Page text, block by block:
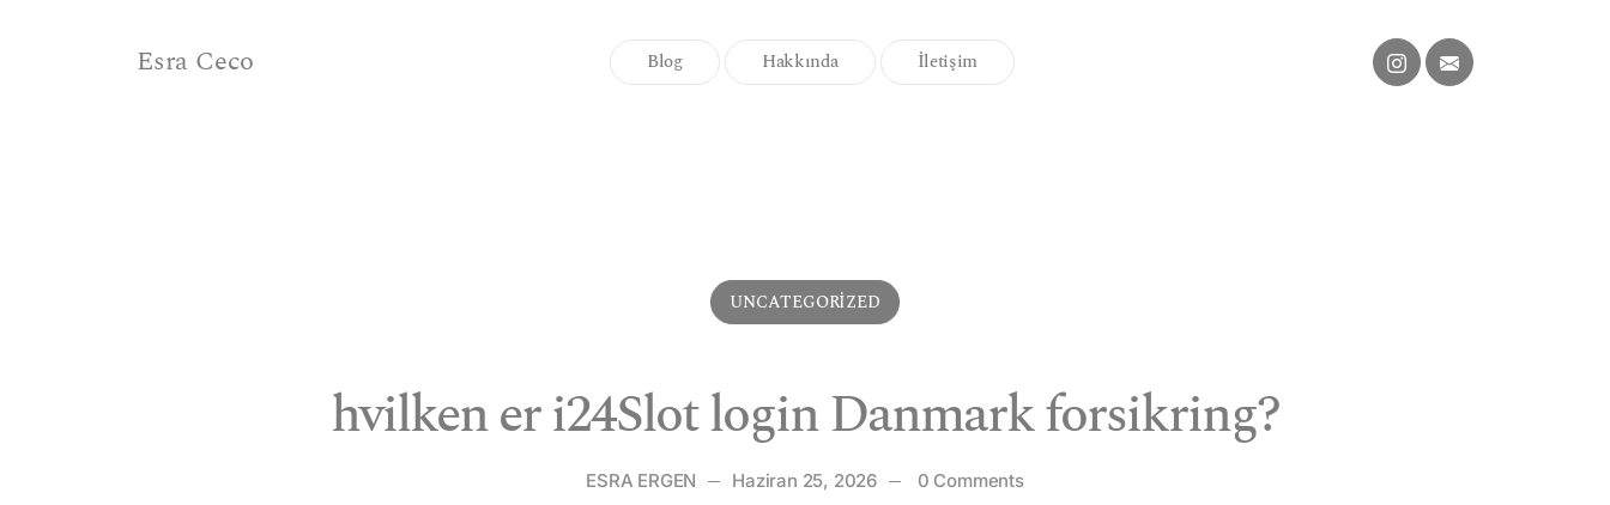
Esra Ceco Blog Hakkında İletişim
UNCATEGORIZED
hvilken er i24Slot login Danmark forsikring?
ESRA ERGEN Haziran 25, 2026 0 Comments